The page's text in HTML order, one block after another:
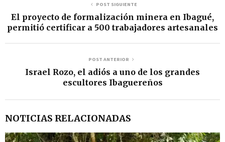
POST SIGUIENTE
El proyecto de formalización minera en Ibagué,
permitió certificar a 500 trabajadores artesanales
POST ANTERIOR
Israel Rozo, el adiós a uno de los grandes
escultores Ibaguereños
NOTICIAS RELACIONADAS